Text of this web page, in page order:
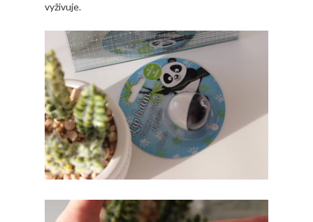
vyživuje.